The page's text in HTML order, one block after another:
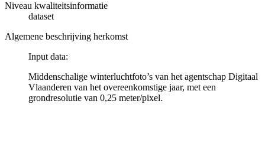
Niveau kwaliteitsinformatie
dataset
Algemene beschrijving herkomst
Input data:
Middenschalige winterluchtfoto’s van het agentschap Digitaal
Vlaanderen van het overeenkomstige jaar, met een
grondresolutie van 0,25 meter/pixel.